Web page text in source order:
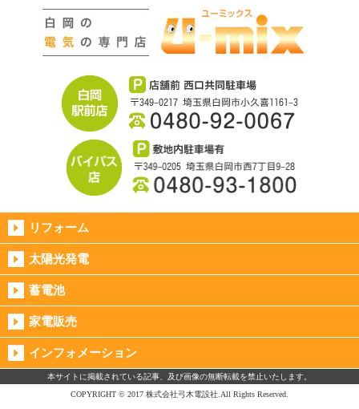
リフォーム
太陽光発電
蓄電池
家電販売
インフォメーション
本サイトに掲載されている記事、及び画像の無断転載を禁止いたします。
COPYRIGHT © 2017 株式会社弓木電設社.All Rights Reserved.